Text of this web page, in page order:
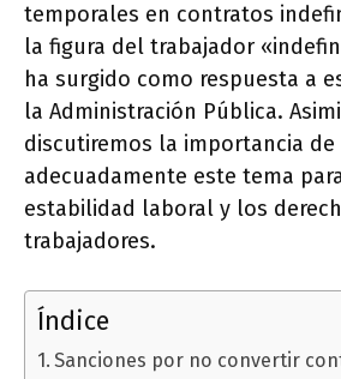
temporales en contratos
la figura del trabajador
ha surgido como respuesta a
la Administración Pública.
discutiremos la importancia
adecuadamente este tema
estabilidad laboral y los
trabajadores.
Índice
Sanciones por no convertir